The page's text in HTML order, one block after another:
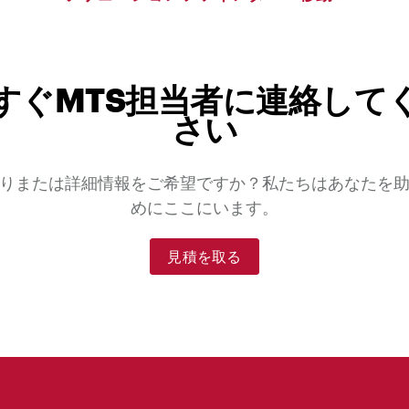
ぐMTS担当者に連絡して
さい
または詳細情報をご希望ですか？私たちはあなたを
めにここにいます。
見積を取る